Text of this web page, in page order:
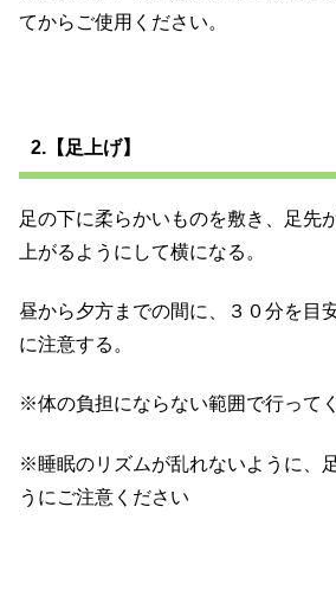
てからご使用ください。
2.【足上げ】
足の下に柔らかいものを敷き、足先
上がるようにして横になる。
昼から夕方までの間に、３０分を目
に注意する。
※体の負担にならない範囲で行って
※睡眠のリズムが乱れないように、
うにご注意ください